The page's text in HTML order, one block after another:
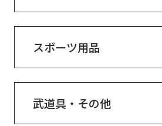
スポーツ用品
武道具・その他